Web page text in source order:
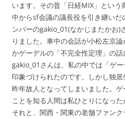
います。その昔「日経MIX」という
中からsf会議の議長役を引き継いだ
ンバーのgakio_01(なかじまたかお)
りました。車中の会話が小松左京
かゲーデルの「不完全性定理」の
gakio_01さんは、私の中では「ゲ
印象づけられたのです。しかし独居
昨年故人となってしまいました。
ことを知る人間は私ひとりになった
それと、関西・関東の老舗ファン